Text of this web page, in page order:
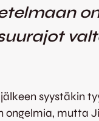
syystäkin
ongelmia, mutta